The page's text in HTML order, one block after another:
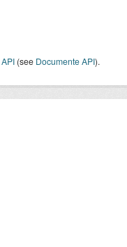
API (see Documente API).